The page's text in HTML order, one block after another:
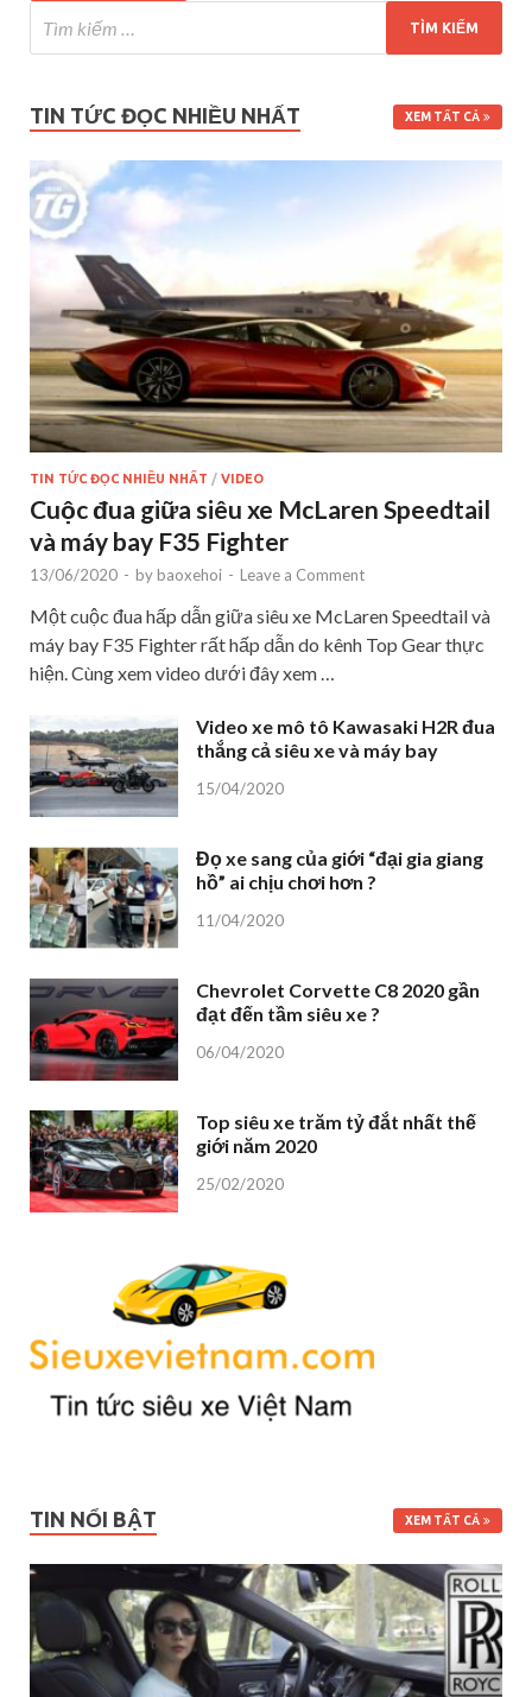
TIN TỨC ĐỌC NHIỀU NHẤT XEM TẤT CẢ
TIN TỨC ĐỌC NHIỀU NHẤT / VIDEO
Cuộc đua giữa siêu xe McLaren Speedtail
và máy bay F35 Fighter
13/06/2020 - by baoxehoi - Leave a Comment
Một cuộc đua hấp dẫn giữa siêu xe McLaren Speedtail và
máy bay F35 Fighter rất hấp dẫn do kênh Top Gear thực
hiện. Cùng xem video dưới đây xem …
Video xe mô tô Kawasaki H2R đua
thắng cả siêu xe và máy bay
15/04/2020
Đọ xe sang của giới “đại gia giang
hồ” ai chịu chơi hơn ?
11/04/2020
Chevrolet Corvette C8 2020 gần
đạt đến tầm siêu xe ?
06/04/2020
Top siêu xe trăm tỷ đắt nhất thế
giới năm 2020
25/02/2020
TIN NỔI BẬT XEM TẤT CẢ